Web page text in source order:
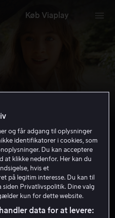
Køb Viaplay
2 t. 9 min
15 år
og får adgang til oplysninger
identifikatorer i cookies, som
Du kan acceptere
at klikke nedenfor. Her kan du
hvis et
på legitim interesse. Du kan til
Privatlivspolitik. Dine valg
kun for dette website.
data for at levere: